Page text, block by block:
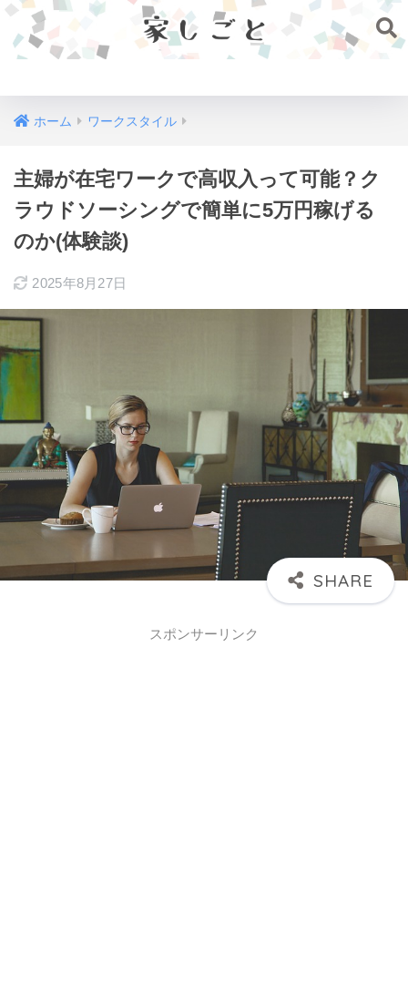
ホーム ワークスタイル
主婦が在宅ワークで高収入って可能？ク
ラウドソーシングで簡単に5万円稼げる
のか(体験談)
2025年8月27日
スポンサーリンク